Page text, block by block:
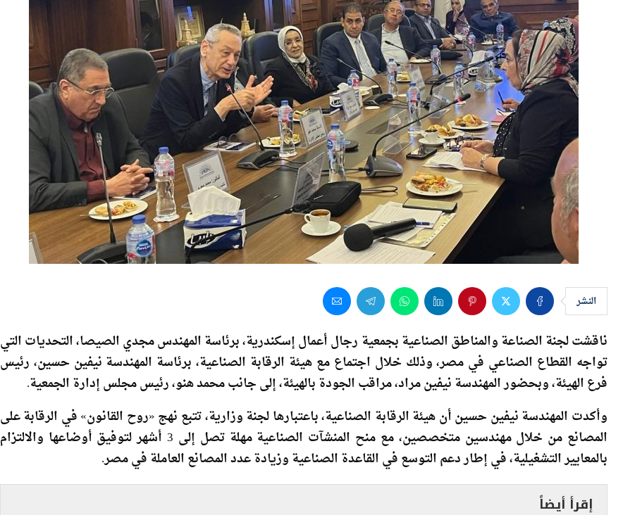
ناقشت لجنة الصناعة والمناطق الصناعية بجمعية رجال أعمال إسكندرية، برئاسة المهندس مجدي الصيصا، التحديات التي
تواجه القطاع الصناعي في مصر، وذلك خلال اجتماع مع هيئة الرقابة الصناعية، برئاسة المهندسة نيفين حسين، رئيس
فرع الهيئة، وبحضور المهندسة نيفين مراد، مراقب الجودة بالهيئة، إلى جانب محمد هنو، رئيس مجلس إدارة الجمعية.
وأكدت المهندسة نيفين حسين أن هيئة الرقابة الصناعية، باعتبارها لجنة وزارية، تتبع نهج «روح القانون» في الرقابة على
المصانع من خلال مهندسين متخصصين، مع منح المنشآت الصناعية مهلة تصل إلى 3 أشهر لتوفيق أوضاعها والالتزام
بالمعايير التشغيلية، في إطار دعم التوسع في القاعدة الصناعية وزيادة عدد المصانع العاملة في مصر.